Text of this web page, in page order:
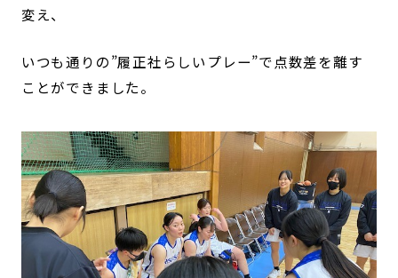
変え、
いつも通りの”履正社らしいプレー”で点数差を離す
ことができました。